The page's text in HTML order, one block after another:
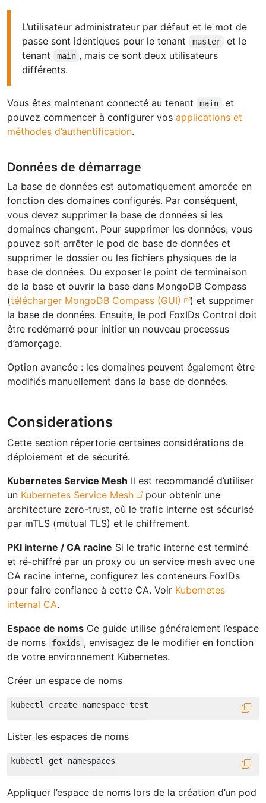
L’utilisateur administrateur par défaut et le mot de
passe sont identiques pour le tenant
master
et le
tenant
main , mais ce sont deux utilisateurs
différents.
Vous êtes maintenant connecté au tenant main
et
pouvez commencer à configurer vos applications et
méthodes d’authentification.
Données de démarrage
La base de données est automatiquement amorcée en
fonction des domaines configurés. Par conséquent,
vous devez supprimer la base de données si les
domaines changent. Pour supprimer les données, vous
pouvez soit arrêter le pod de base de données et
supprimer le dossier ou les fichiers physiques de la
base de données. Ou exposer le point de terminaison
de la base et ouvrir la base dans MongoDB Compass
(télécharger MongoDB Compass (GUI)
) et supprimer
la base de données. Ensuite, le pod FoxIDs Control doit
être redémarré pour initier un nouveau processus
d’amorçage.
Option avancée : les domaines peuvent également être
modifiés manuellement dans la base de données.
Considerations
Cette section répertorie certaines considérations de
déploiement et de sécurité.
Kubernetes Service Mesh Il est recommandé d’utiliser
un Kubernetes Service Mesh
pour obtenir une
architecture zero-trust, où le trafic interne est sécurisé
par mTLS (mutual TLS) et le chiffrement.
PKI interne / CA racine Si le trafic interne est terminé
et ré-chiffré par un proxy ou un service mesh avec une
CA racine interne, configurez les conteneurs FoxIDs
pour faire confiance à cette CA. Voir Kubernetes
internal CA.
Espace de noms Ce guide utilise généralement l’espace
de noms
foxids , envisagez de le modifier en fonction
de votre environnement Kubernetes.
Créer un espace de noms
Lister les espaces de noms
Appliquer l’espace de noms lors de la création d’un pod